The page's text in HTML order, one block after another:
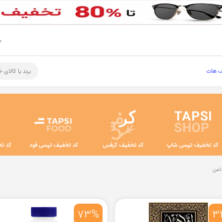
هات برند یا
کد تخفیف تپسی شاپ کد تخفیف کرفس کد تخفیف تپسی فود کد
73%